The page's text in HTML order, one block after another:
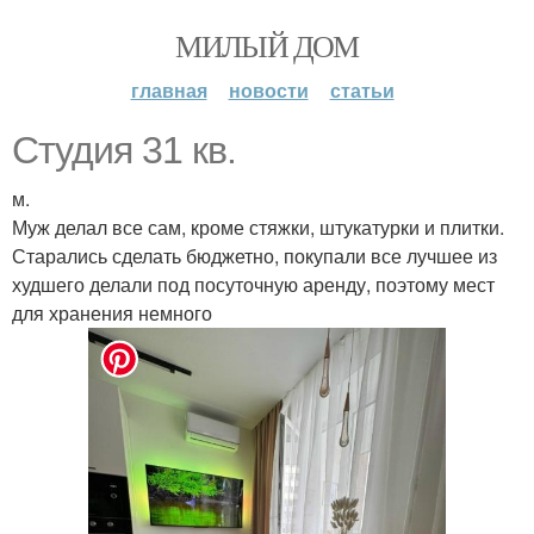
МИЛЫЙ ДОМ
главная новости статьи
Студия 31 кв.
м.
Муж делал все сам, кроме стяжки, штукатурки и плитки.
Старались сделать бюджетно, покупали все лучшее из
худшего делали под посуточную аренду, поэтому мест
для хранения немного